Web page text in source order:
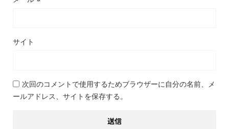
サイト
次回のコメントで使用するためブラウザーに自分の名前、メ
ールアドレス、サイトを保存する。